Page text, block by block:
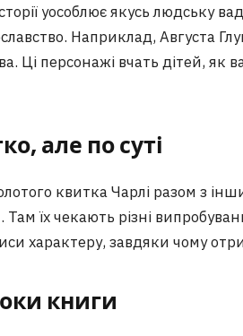
уособлює якусь людську
Наприклад, Августа
Ці персонажі вчать дітей, як
але по суті
квитка Чарлі разом з
їх чекають різні
характеру, завдяки чому
книги